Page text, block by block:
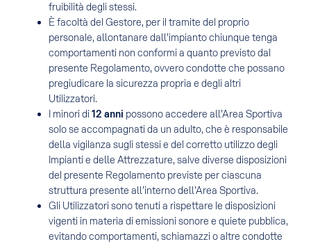
fruibilità degli stessi.
È facoltà del Gestore, per il tramite del proprio
personale, allontanare dall’impianto chiunque tenga
comportamenti non conformi a quanto previsto dal
presente Regolamento, ovvero condotte che possano
pregiudicare la sicurezza propria e degli altri
Utilizzatori.
I minori di 12 anni possono accedere all’Area Sportiva
solo se accompagnati da un adulto, che è responsabile
della vigilanza sugli stessi e del corretto utilizzo degli
Impianti e delle Attrezzature, salve diverse disposizioni
del presente Regolamento previste per ciascuna
struttura presente all’interno dell’Area Sportiva.
Gli Utilizzatori sono tenuti a rispettare le disposizioni
vigenti in materia di emissioni sonore e quiete pubblica,
evitando comportamenti, schiamazzi o altre condotte